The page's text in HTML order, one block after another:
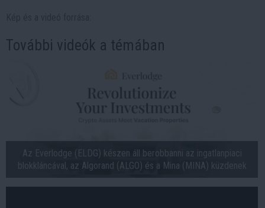
További videók a témában
Az Everlodge (ELDG) készen áll berobbanni az ingatlanpiaci
blokkláncával, az Algorand (ALGO) és a Mina (MINA) küzdenek